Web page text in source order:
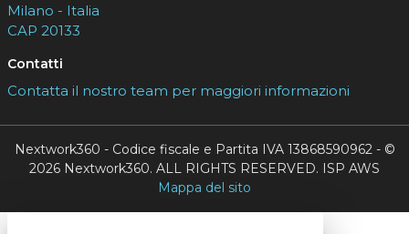
Milano - Italia
CAP 20133
Contatti
Contatta il nostro team per maggiori informazioni
Nextwork360 - Codice fiscale e Partita IVA 13868590962 - ©
2026 Nextwork360. ALL RIGHTS RESERVED. ISP AWS
Mappa del sito